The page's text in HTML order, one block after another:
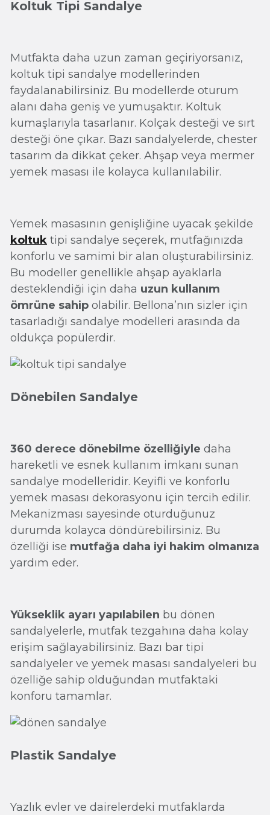
Koltuk Tipi Sandalye
Mutfakta daha uzun zaman geçiriyorsanız,
koltuk tipi sandalye modellerinden
faydalanabilirsiniz. Bu modellerde oturum
alanı daha geniş ve yumuşaktır. Koltuk
kumaşlarıyla tasarlanır. Kolçak desteği ve sırt
desteği öne çıkar. Bazı sandalyelerde, chester
tasarım da dikkat çeker. Ahşap veya mermer
yemek masası ile kolayca kullanılabilir.
Yemek masasının genişliğine uyacak şekilde
koltuk tipi sandalye seçerek, mutfağınızda
konforlu ve samimi bir alan oluşturabilirsiniz.
Bu modeller genellikle ahşap ayaklarla
desteklendiği için daha uzun kullanım
ömrüne sahip olabilir. Bellona’nın sizler için
tasarladığı sandalye modelleri arasında da
oldukça popülerdir.
Dönebilen Sandalye
360 derece dönebilme özelliğiyle daha
hareketli ve esnek kullanım imkanı sunan
sandalye modelleridir. Keyifli ve konforlu
yemek masası dekorasyonu için tercih edilir.
Mekanizması sayesinde oturduğunuz
durumda kolayca döndürebilirsiniz. Bu
özelliği ise mutfağa daha iyi hakim olmanıza
yardım eder.
Yükseklik ayarı yapılabilen bu dönen
sandalyelerle, mutfak tezgahına daha kolay
erişim sağlayabilirsiniz. Bazı bar tipi
sandalyeler ve yemek masası sandalyeleri bu
özelliğe sahip olduğundan mutfaktaki
konforu tamamlar.
Plastik Sandalye
Yazlık evler ve dairelerdeki mutfaklarda